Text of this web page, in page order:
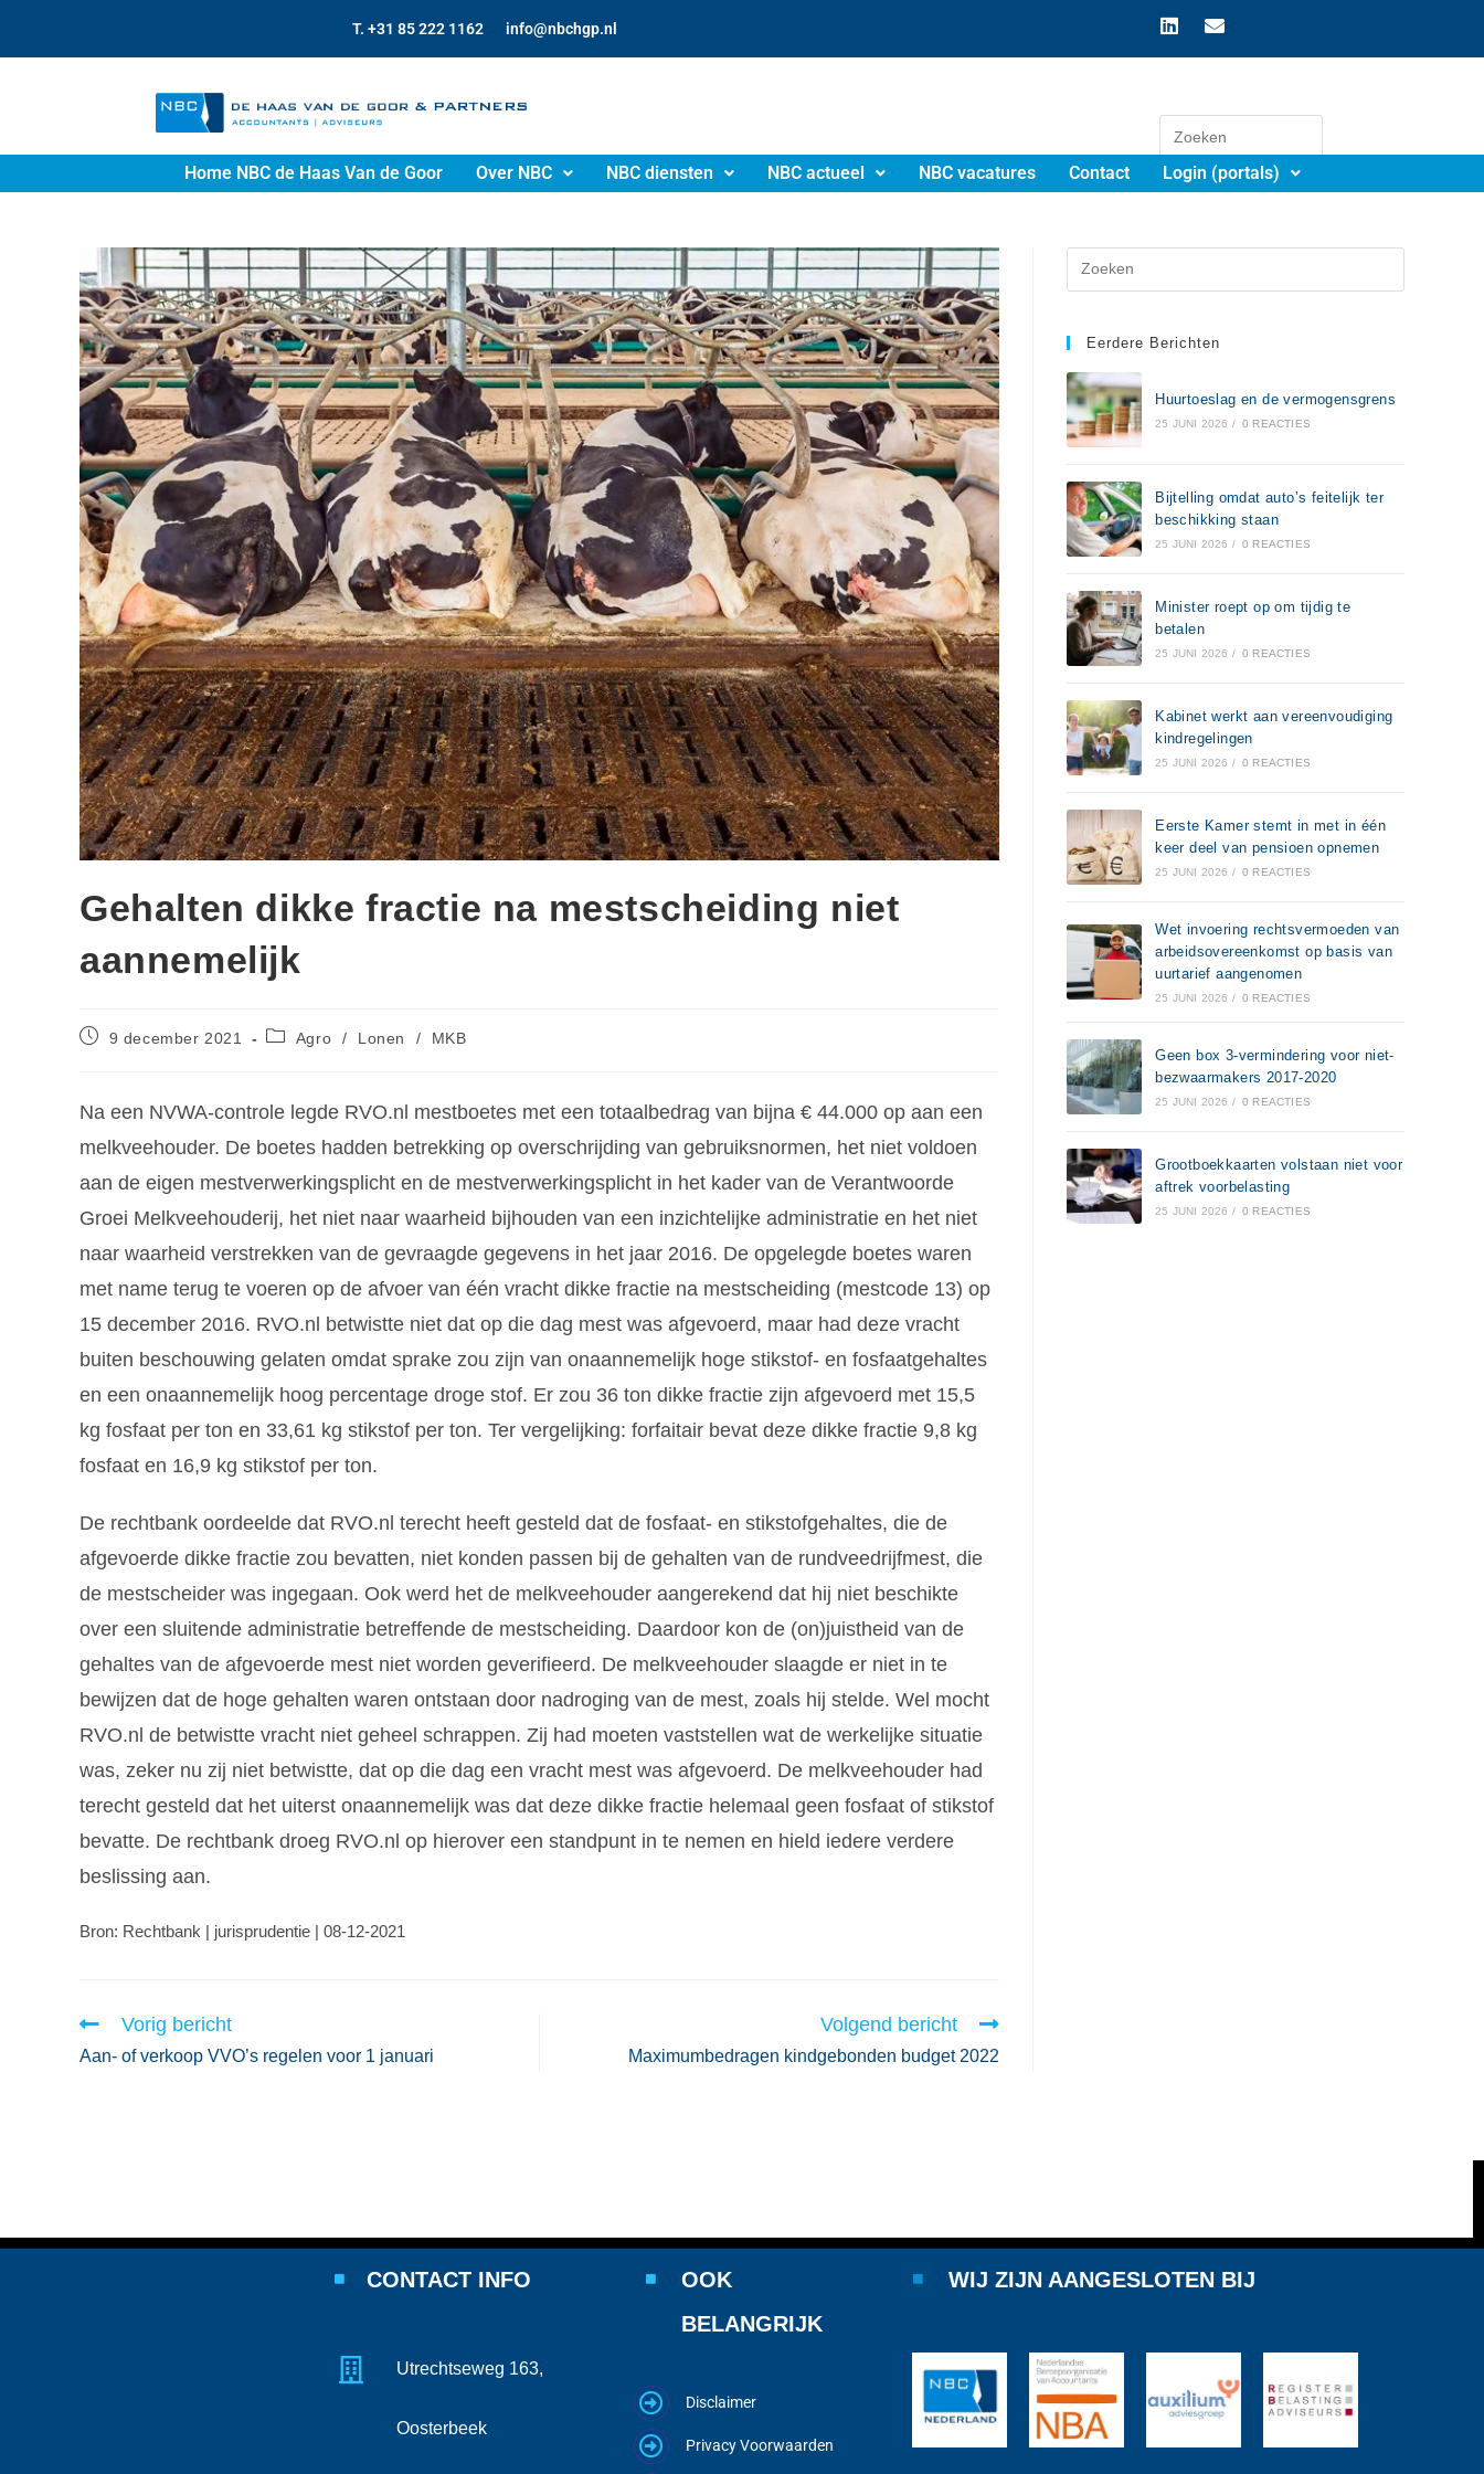
T. +31 85 222 1162 info@nbchgp.nl
Home NBC de Haas Van de Goor Over NBC NBC diensten NBC actueel NBC vacatures Contact Login (portals)
Gehalten dikke fractie na mestscheiding niet
aannemelijk
9 december 2021 Agro / Lonen / MKB
Na een NVWA-controle legde RVO.nl mestboetes met een totaalbedrag van bijna € 44.000 op aan een
melkveehouder. De boetes hadden betrekking op overschrijding van gebruiksnormen, het niet voldoen
aan de eigen mestverwerkingsplicht en de mestverwerkingsplicht in het kader van de Verantwoorde
Groei Melkveehouderij, het niet naar waarheid bijhouden van een inzichtelijke administratie en het niet
naar waarheid verstrekken van de gevraagde gegevens in het jaar 2016. De opgelegde boetes waren
met name terug te voeren op de afvoer van één vracht dikke fractie na mestscheiding (mestcode 13) op
15 december 2016. RVO.nl betwistte niet dat op die dag mest was afgevoerd, maar had deze vracht
buiten beschouwing gelaten omdat sprake zou zijn van onaannemelijk hoge stikstof- en fosfaatgehaltes
en een onaannemelijk hoog percentage droge stof. Er zou 36 ton dikke fractie zijn afgevoerd met 15,5
kg fosfaat per ton en 33,61 kg stikstof per ton. Ter vergelijking: forfaitair bevat deze dikke fractie 9,8 kg
fosfaat en 16,9 kg stikstof per ton.
De rechtbank oordeelde dat RVO.nl terecht heeft gesteld dat de fosfaat- en stikstofgehaltes, die de
afgevoerde dikke fractie zou bevatten, niet konden passen bij de gehalten van de rundveedrijfmest, die
de mestscheider was ingegaan. Ook werd het de melkveehouder aangerekend dat hij niet beschikte
over een sluitende administratie betreffende de mestscheiding. Daardoor kon de (on)juistheid van de
gehaltes van de afgevoerde mest niet worden geverifieerd. De melkveehouder slaagde er niet in te
bewijzen dat de hoge gehalten waren ontstaan door nadroging van de mest, zoals hij stelde. Wel mocht
RVO.nl de betwistte vracht niet geheel schrappen. Zij had moeten vaststellen wat de werkelijke situatie
was, zeker nu zij niet betwistte, dat op die dag een vracht mest was afgevoerd. De melkveehouder had
terecht gesteld dat het uiterst onaannemelijk was dat deze dikke fractie helemaal geen fosfaat of stikstof
bevatte. De rechtbank droeg RVO.nl op hierover een standpunt in te nemen en hield iedere verdere
beslissing aan.
Bron: Rechtbank | jurisprudentie | 08-12-2021
Vorig bericht
Aan- of verkoop VVO’s regelen voor 1 januari
Volgend bericht
Maximumbedragen kindgebonden budget 2022
Eerdere Berichten
Huurtoeslag en de vermogensgrens
25 JUNI 2026 / 0 REACTIES
Bijtelling omdat auto’s feitelijk ter
beschikking staan
25 JUNI 2026 / 0 REACTIES
Minister roept op om tijdig te
betalen
25 JUNI 2026 / 0 REACTIES
Kabinet werkt aan vereenvoudiging
kindregelingen
25 JUNI 2026 / 0 REACTIES
Eerste Kamer stemt in met in één
keer deel van pensioen opnemen
25 JUNI 2026 / 0 REACTIES
Wet invoering rechtsvermoeden van
arbeidsovereenkomst op basis van
uurtarief aangenomen
25 JUNI 2026 / 0 REACTIES
Geen box 3-vermindering voor niet-
bezwaarmakers 2017-2020
25 JUNI 2026 / 0 REACTIES
Grootboekkaarten volstaan niet voor
aftrek voorbelasting
25 JUNI 2026 / 0 REACTIES
CONTACT INFO
Utrechtseweg 163,
Oosterbeek
OOK
BELANGRIJK
Disclaimer
Privacy Voorwaarden
WIJ ZIJN AANGESLOTEN BIJ